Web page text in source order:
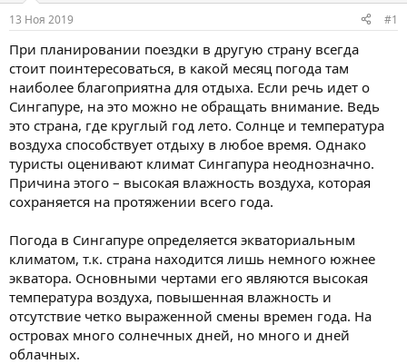
е
м
ч
а
13 Ноя 2019 #1
При планировании поездки в другую страну всегда
стоит поинтересоваться, в какой месяц погода там
наиболее благоприятна для отдыха. Если речь идет о
Сингапуре, на это можно не обращать внимание. Ведь
это страна, где круглый год лето. Солнце и температура
воздуха способствует отдыху в любое время. Однако
туристы оценивают климат Сингапура неоднозначно.
Причина этого – высокая влажность воздуха, которая
сохраняется на протяжении всего года.
Погода в Сингапуре определяется экваториальным
климатом, т.к. страна находится лишь немного южнее
экватора. Основными чертами его являются высокая
температура воздуха, повышенная влажность и
отсутствие четко выраженной смены времен года. На
островах много солнечных дней, но много и дней
облачных.